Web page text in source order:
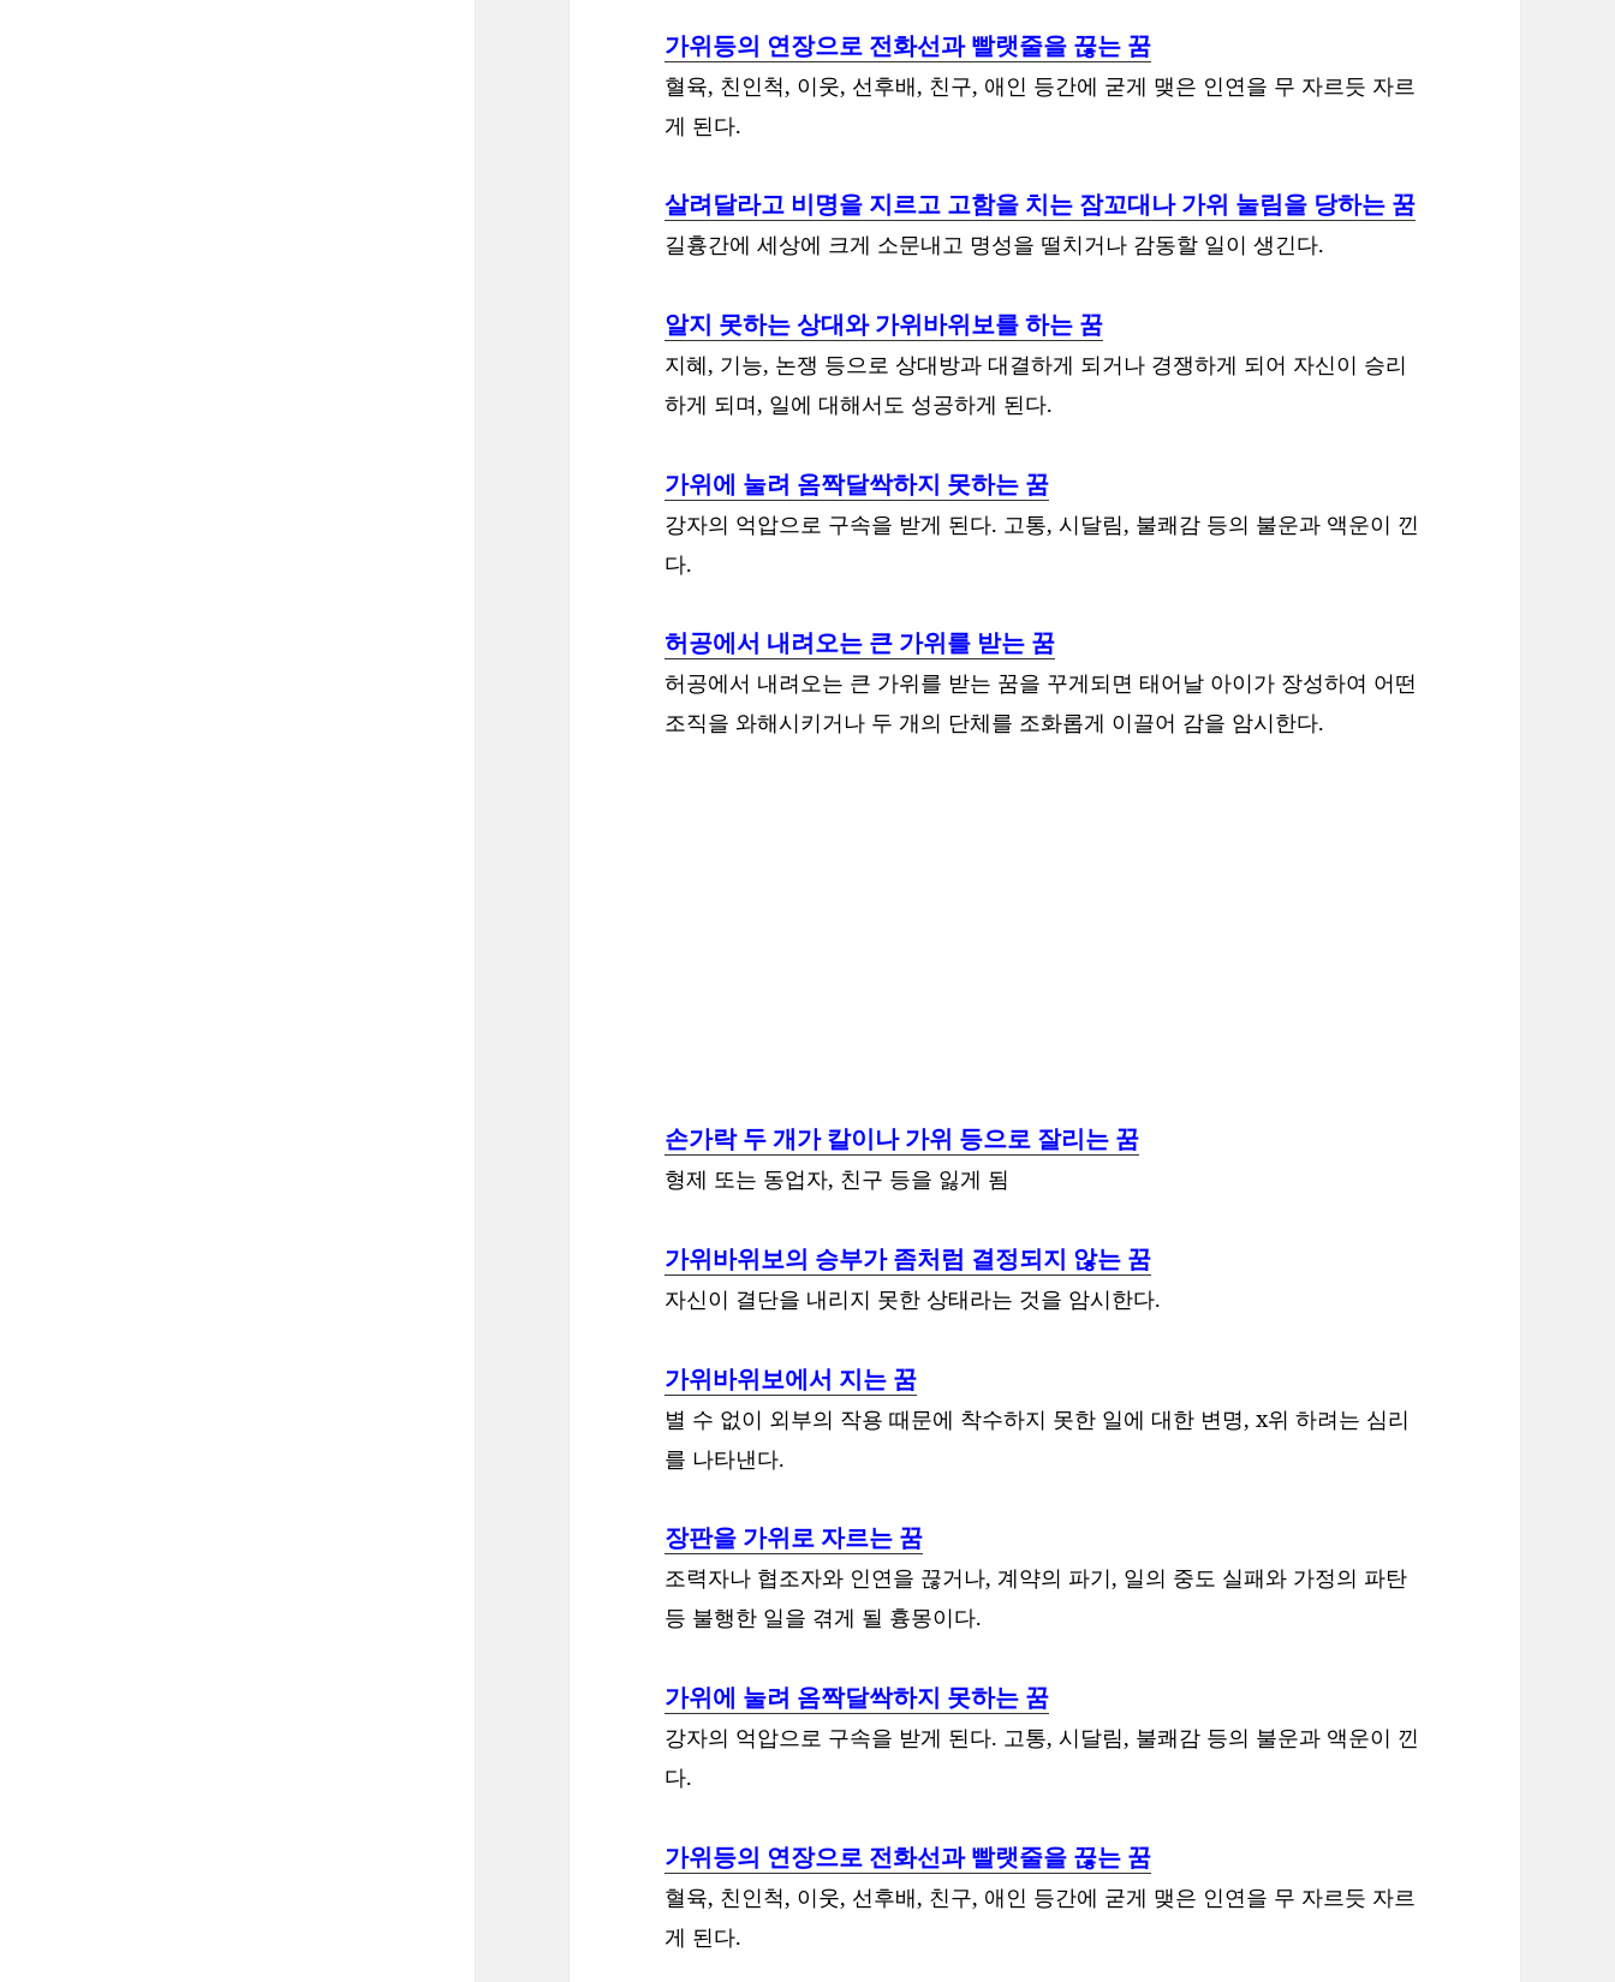
가위등의 연장으로 전화선과 빨랫줄을 끊는 꿈
혈육, 친인척, 이웃, 선후배, 친구, 애인 등간에 굳게 맺은 인연을 무 자르듯 자르
게 된다.
살려달라고 비명을 지르고 고함을 치는 잠꼬대나 가위 눌림을 당하는 꿈
길흉간에 세상에 크게 소문내고 명성을 떨치거나 감동할 일이 생긴다.
알지 못하는 상대와 가위바위보를 하는 꿈
지혜, 기능, 논쟁 등으로 상대방과 대결하게 되거나 경쟁하게 되어 자신이 승리
하게 되며, 일에 대해서도 성공하게 된다.
가위에 눌려 옴짝달싹하지 못하는 꿈
강자의 억압으로 구속을 받게 된다. 고통, 시달림, 불쾌감 등의 불운과 액운이 낀
다.
허공에서 내려오는 큰 가위를 받는 꿈
허공에서 내려오는 큰 가위를 받는 꿈을 꾸게되면 태어날 아이가 장성하여 어떤
조직을 와해시키거나 두 개의 단체를 조화롭게 이끌어 감을 암시한다.
손가락 두 개가 칼이나 가위 등으로 잘리는 꿈
형제 또는 동업자, 친구 등을 잃게 됨
가위바위보의 승부가 좀처럼 결정되지 않는 꿈
자신이 결단을 내리지 못한 상태라는 것을 암시한다.
가위바위보에서 지는 꿈
별 수 없이 외부의 작용 때문에 착수하지 못한 일에 대한 변명, x위 하려는 심리
를 나타낸다.
장판을 가위로 자르는 꿈
조력자나 협조자와 인연을 끊거나, 계약의 파기, 일의 중도 실패와 가정의 파탄
등 불행한 일을 겪게 될 흉몽이다.
가위에 눌려 옴짝달싹하지 못하는 꿈
강자의 억압으로 구속을 받게 된다. 고통, 시달림, 불쾌감 등의 불운과 액운이 낀
다.
가위등의 연장으로 전화선과 빨랫줄을 끊는 꿈
혈육, 친인척, 이웃, 선후배, 친구, 애인 등간에 굳게 맺은 인연을 무 자르듯 자르
게 된다.